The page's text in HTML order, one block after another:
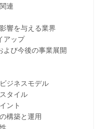
連
を与える業界
ップ
び今後の事業展開
ジネスモデル
タイル
ント
構築と運用